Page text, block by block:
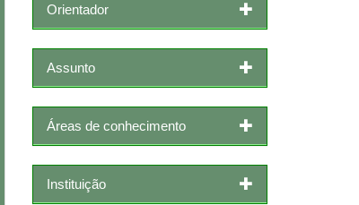
Orientador
Assunto
Áreas de conhecimento
Instituição